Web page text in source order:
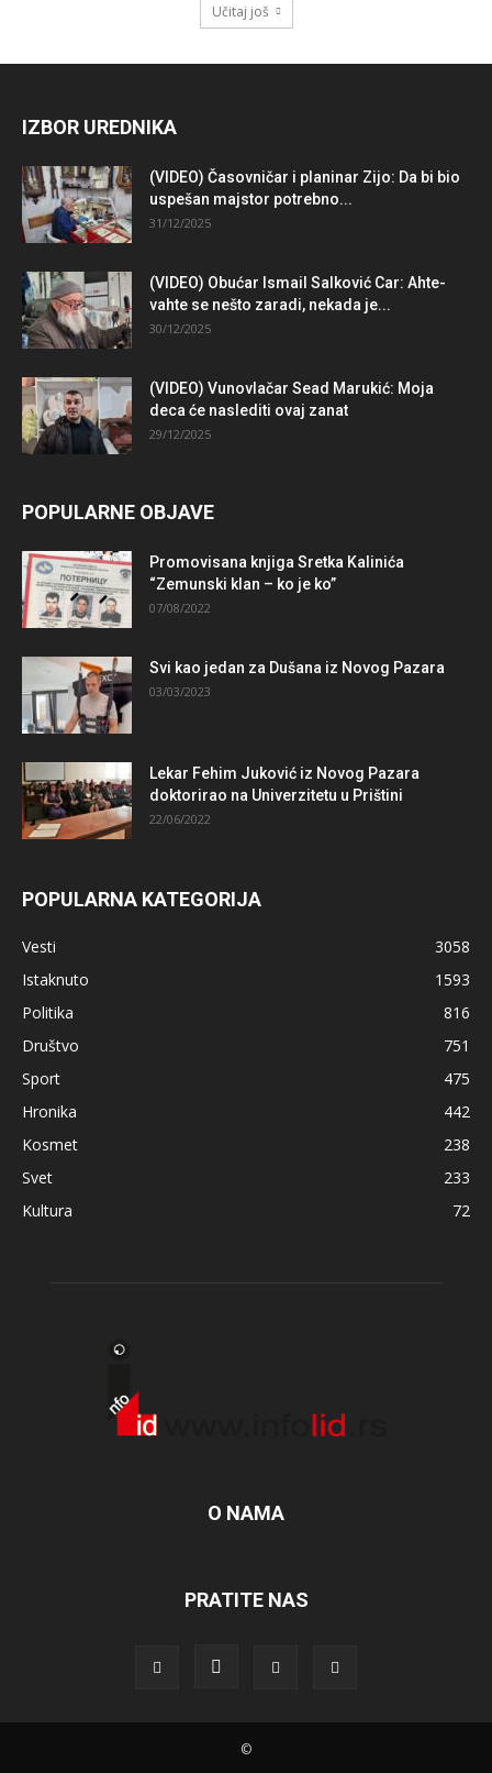
Učitaj još
IZBOR UREDNIKA
(VIDEO) Časovničar i planinar Zijo: Da bi bio
uspešan majstor potrebno...
31/12/2025
(VIDEO) Obućar Ismail Salković Car: Ahte-
vahte se nešto zaradi, nekada je...
30/12/2025
(VIDEO) Vunovlačar Sead Marukić: Moja
deca će naslediti ovaj zanat
29/12/2025
POPULARNE OBJAVE
Promovisana knjiga Sretka Kalinića
“Zemunski klan – ko je ko”
07/08/2022
Svi kao jedan za Dušana iz Novog Pazara
03/03/2023
Lekar Fehim Juković iz Novog Pazara
doktorirao na Univerzitetu u Prištini
22/06/2022
POPULARNA KATEGORIJA
Vesti
3058
Istaknuto
1593
Politika
816
Društvo
751
Sport
475
Hronika
442
Kosmet
238
Svet
233
Kultura
72
O NAMA
PRATITE NAS
©